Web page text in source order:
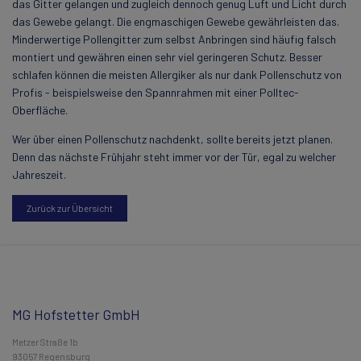
Zurück zur Übersicht
das Gitter gelangen und zugleich dennoch genug Luft und Licht durch
das Gewebe gelangt. Die engmaschigen Gewebe gewährleisten das.
Minderwertige Pollengitter zum selbst Anbringen sind häufig falsch
montiert und gewähren einen sehr viel geringeren Schutz. Besser
schlafen können die meisten Allergiker als nur dank Pollenschutz von
Profis - beispielsweise den Spannrahmen mit einer Polltec-
Oberfläche.
Wer über einen Pollenschutz nachdenkt, sollte bereits jetzt planen.
Denn das nächste Frühjahr steht immer vor der Tür, egal zu welcher
Jahreszeit.
MG Hofstetter GmbH
Metzer Straße 1b
93057 Regensburg